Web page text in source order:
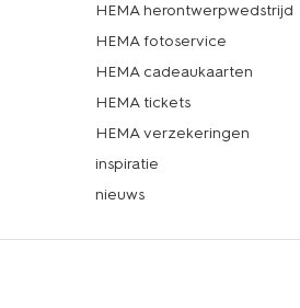
HEMA herontwerpwedstrijd
HEMA fotoservice
HEMA cadeaukaarten
HEMA tickets
HEMA verzekeringen
inspiratie
nieuws